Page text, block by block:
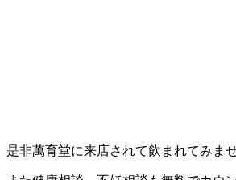
是非萬育堂に来店されて飲まれてみま